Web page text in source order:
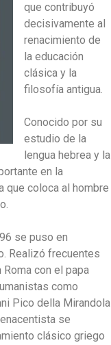
que contribuyó
decisivamente al
renacimiento de
la educación
clásica y la
filosofía antigua.
Conocido por su
estudio de la
lengua hebrea y la
en la
que coloca al hombre
se puso en
Realizó frecuentes
con el papa
como
Pico della Mirandola
se
clásico griego